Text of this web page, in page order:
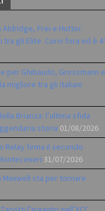
Aldridge, Frei e Hutter.
gli Elite. Corvi fora ed è
per Ghibaudo, Grossmann e
migliore tra gli italiani
Brianza: l’ultima sfida
storia 01/08/2026
Relay firma il secondo
31/07/2026
Maxwell sta per tornare